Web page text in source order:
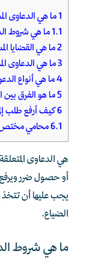
1ما هي الدعاوى
1.1ما هي شروط
2ما هي القضايا
3ما هي الدعاوى
4ما هي أنواع
5ما هو الفرق بين
6كيف أرفع طلب
6.1محامي مختص
هي الدعاوى
أو حصول ضرر
يجب عليها أن تتخذ
الضياع.
ما هي شروط